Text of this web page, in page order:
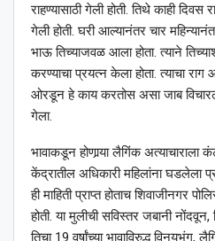
राहण्यासाठी गेली होती. तिथे काही दिवस
गेली होती. घरी आल्यानंतर चार
भाऊ तिच्याजवळ आला होता. त्याने
करण्याचा प्रयत्न केला होता. त्याचा
ओरडून हे काय करतोस असा जाब
गेला.
भावाकडून होणार्‍या लैगिंक
केंद्रातील अधिकारी महिलांना घडलेला
ही माहिती प्राप्त होताच शिवाजीनगर
होती. या मुलीची सविस्तर जबानी नोंदवून,
तिचा 19 वर्षांच्या भावाविरुद्ध विनयभंग,